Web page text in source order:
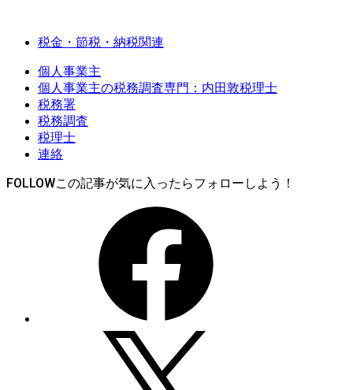
税金・節税・納税関連
個人事業主
個人事業主の税務調査専門：内田敦税理士
税務署
税務調査
税理士
連絡
FOLLOW